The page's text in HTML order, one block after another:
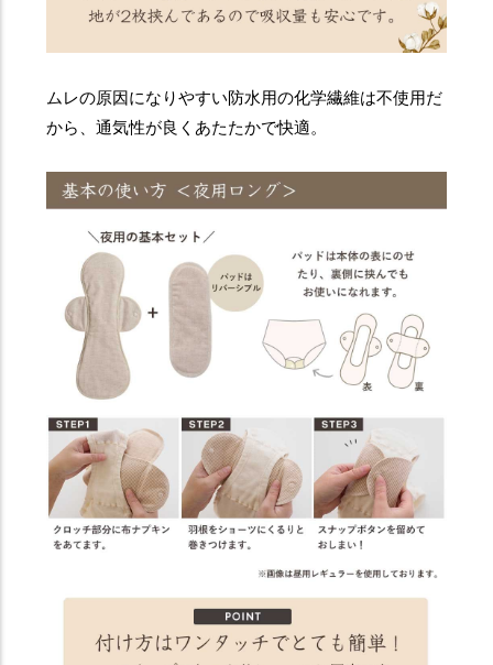
ムレの原因になりやすい防水用の化学繊維は不使用だ
から、通気性が良くあたたかで快適。